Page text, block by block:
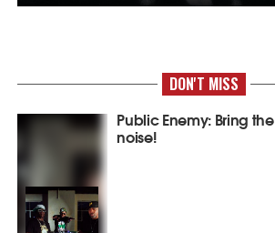
DON'T MISS
Public Enemy: Bring the
noise!